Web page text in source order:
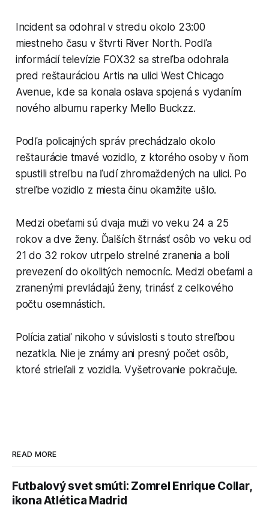
Incident sa odohral v stredu okolo 23:00
miestneho času v štvrti River North. Podľa
informácií televízie FOX32 sa streľba odohrala
pred reštauráciou Artis na ulici West Chicago
Avenue, kde sa konala oslava spojená s vydaním
nového albumu raperky Mello Buckzz.
Podľa policajných správ prechádzalo okolo
reštaurácie tmavé vozidlo, z ktorého osoby v ňom
spustili streľbu na ľudí zhromaždených na ulici. Po
streľbe vozidlo z miesta činu okamžite ušlo.
Medzi obeťami sú dvaja muži vo veku 24 a 25
rokov a dve ženy. Ďalších štrnásť osôb vo veku od
21 do 32 rokov utrpelo strelné zranenia a boli
prevezení do okolitých nemocníc. Medzi obeťami a
zranenými prevládajú ženy, trinásť z celkového
počtu osemnástich.
Polícia zatiaľ nikoho v súvislosti s touto streľbou
nezatkla. Nie je známy ani presný počet osôb,
ktoré strieľali z vozidla. Vyšetrovanie pokračuje.
READ MORE
Futbalový svet smúti: Zomrel Enrique Collar,
ikona Atlética Madrid